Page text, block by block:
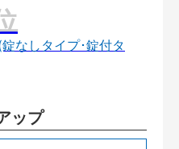
なしタイプ･錠付タ
ップ